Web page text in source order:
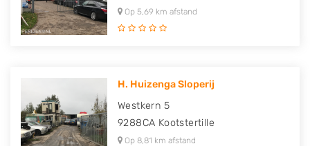
Op 5,69 km afstand
H. Huizenga Sloperij
Westkern 5
9288CA Kootstertille
Op 8,81 km afstand